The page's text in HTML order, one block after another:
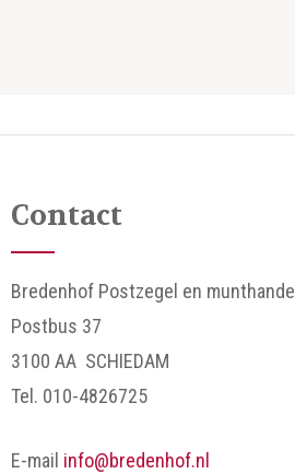
Contact
Bredenhof Postzegel en munthandel
Postbus 37
3100 AA SCHIEDAM
Tel. 010-4826725
E-mail info@bredenhof.nl